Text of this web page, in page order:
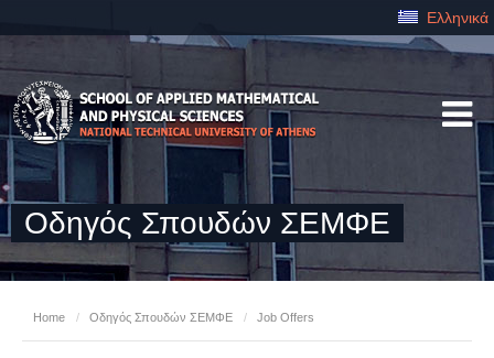
Ελληνικά
Οδηγός Σπουδών ΣΕΜΦΕ
Home / Οδηγός Σπουδών ΣΕΜΦΕ / Job Offers